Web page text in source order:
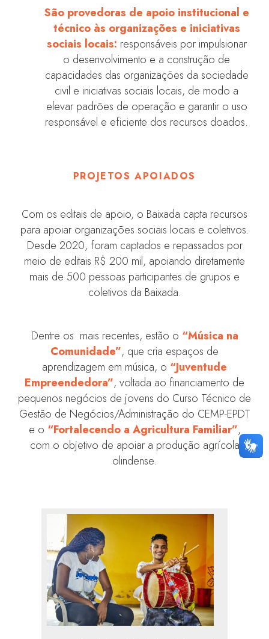
São provedoras de apoio institucional e
técnico às organizações e iniciativas
sociais locais: responsáveis por impulsionar
o desenvolvimento e a construção de
capacidades das organizações da sociedade
civil e iniciativas sociais locais, de modo a
elevar padrões de operação e garantir o uso
responsável e eficiente dos recursos doados.
PROJETOS APOIADOS
Com os editais de apoio, o Baixada capta recursos
para apoiar organizações sociais locais e coletivos.
Desde 2020, foram captados e repassados por
meio de editais R$ 200 mil, apoiando diretamente
mais de 500 pessoas participantes de grupos e
coletivos da Baixada.
Dentre os mais recentes, estão o “Música na
Comunidade”, que cria espaços de
aprendizagem em música, o “Juventude
Empreendedora”, voltada ao financiamento de
pequenos negócios de jovens do Curso Técnico de
Gestão de Negócios/Administração do CEMP-EPDT
e o “Fortalecendo a Agricultura Familiar”,
com o objetivo de apoiar a produção agrícola
olindense.